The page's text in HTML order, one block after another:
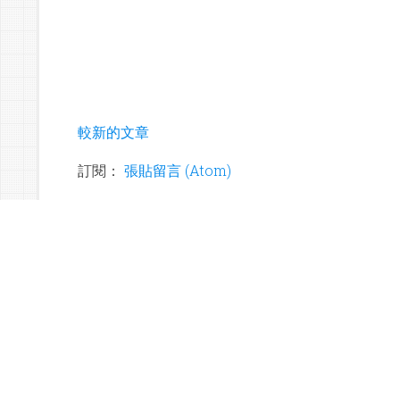
較新的文章
訂閱：張貼留言 (Atom)